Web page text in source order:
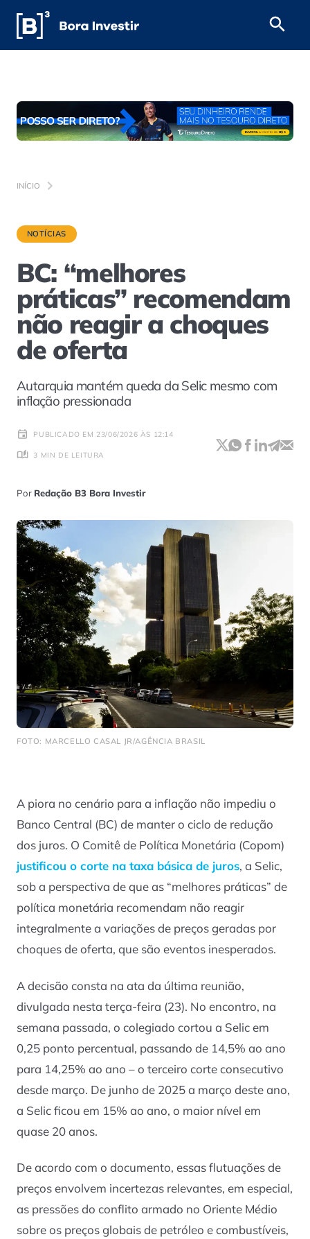
INÍCIO
NOTÍCIAS
BC: “melhores
práticas” recomendam
não reagir a choques
de oferta
Autarquia mantém queda da Selic mesmo com
inflação pressionada
PUBLICADO EM 23/06/2026 ÀS 12:14
3 MIN DE LEITURA
Por Redação B3 Bora Investir
FOTO: MARCELLO CASAL JR/AGÊNCIA BRASIL
A piora no cenário para a inflação não impediu o
Banco Central (BC) de manter o ciclo de redução
dos juros. O Comitê de Política Monetária (Copom)
justificou o corte na taxa básica de juros, a Selic,
sob a perspectiva de que as “melhores práticas” de
política monetária recomendam não reagir
integralmente a variações de preços geradas por
choques de oferta, que são eventos inesperados.
A decisão consta na ata da última reunião,
divulgada nesta terça-feira (23). No encontro, na
semana passada, o colegiado cortou a Selic em
0,25 ponto percentual, passando de 14,5% ao ano
para 14,25% ao ano – o terceiro corte consecutivo
desde março. De junho de 2025 a março deste ano,
a Selic ficou em 15% ao ano, o maior nível em
quase 20 anos.
De acordo com o documento, essas flutuações de
preços envolvem incertezas relevantes, em especial,
as pressões do conflito armado no Oriente Médio
sobre os preços globais de petróleo e combustíveis,